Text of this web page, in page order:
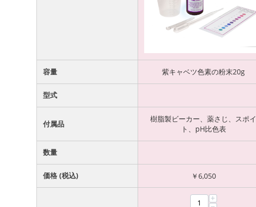
容量 紫キャベツ色素の粉末20g
型式
付属品
樹脂製ビーカー、薬さじ、スポイ
ト、pH比色表
数量
価格 (税込) ￥6,050
+